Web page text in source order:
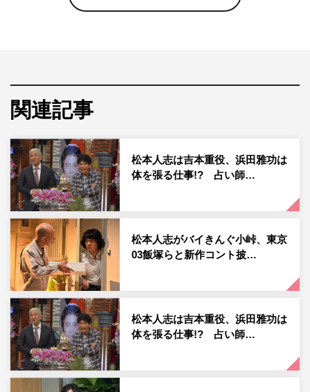
メンタル」の第2回大会と新企画「イケメンタル」を放送
タル』（2016年～／Amazonプライム・ビデオ）のフォー
マットに則り、芸人ではなく“イケメン芸能人”たちが本気
の笑わせ合いバトルを繰り広げる。
参戦するのは、山田孝之、高橋克典、武田真治、JOY、木
村昴、北海道のボーイズユニット・NORDの島太星の6
人。世代もキャリアも異なる各界のイケメンたちが、おの
おのの持ち味を生かした戦術を駆使して熱戦を展開する。
「女子メンタル」の第2回大会では、初回大会で健闘を見
せた浜口京子、ファーストサマーウイカが再戦に挑むほ
か、井上咲楽、神田愛花、菊地亜美、鈴木奈々、野呂佳
代、丸山桂里奈の6人が初エントリー。バラエティー界に
欠かせない存在である個性豊かな女性タレント8人が2代目
王者の座を懸けて名勝負を繰り広げる。
2つの戦いを別室で見届けるのは、主宰者の松本、陣内智
関連記事
松本人志は吉本重役、浜田雅功は
体を張る仕事!? 占い師…
松本人志がバイきんぐ小峠、東京
03飯塚らと新作コント披…
松本人志は吉本重役、浜田雅功は
体を張る仕事!? 占い師…